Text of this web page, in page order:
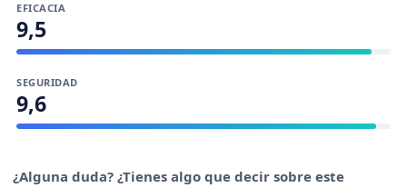
EFICACIA
9,5
SEGURIDAD
9,6
¿Alguna duda? ¿Tienes algo que decir sobre este